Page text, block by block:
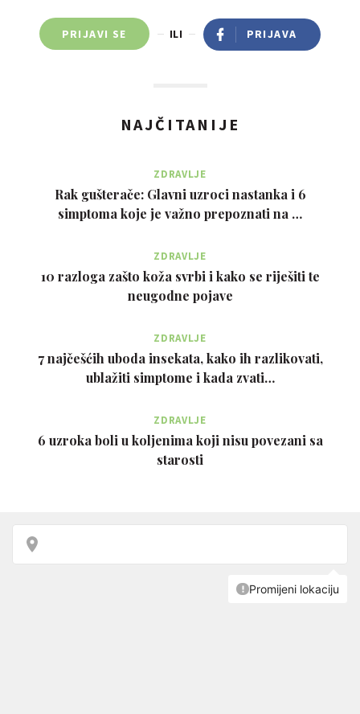
PRIJAVI SE ILI PRIJAVA
NAJČITANIJE
ZDRAVLJE
Rak gušterače: Glavni uzroci nastanka i 6
simptoma koje je važno prepoznati na …
ZDRAVLJE
10 razloga zašto koža svrbi i kako se riješiti te
neugodne pojave
ZDRAVLJE
7 najčešćih uboda insekata, kako ih razlikovati,
ublažiti simptome i kada zvati…
ZDRAVLJE
6 uzroka boli u koljenima koji nisu povezani sa
starosti